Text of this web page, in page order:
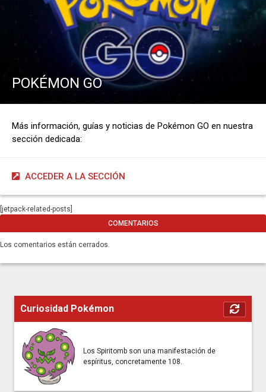
POKÉMON GO
Más información, guías y noticias de Pokémon GO en nuestra
sección dedicada:
ACCEDER A LA SECCIÓN
[jetpack-related-posts]
COMENTARIOS
Los comentarios están cerrados.
Curiosidad Pokémon
Los Spiritomb son una manifestación de
espíritus, concretamente 108.